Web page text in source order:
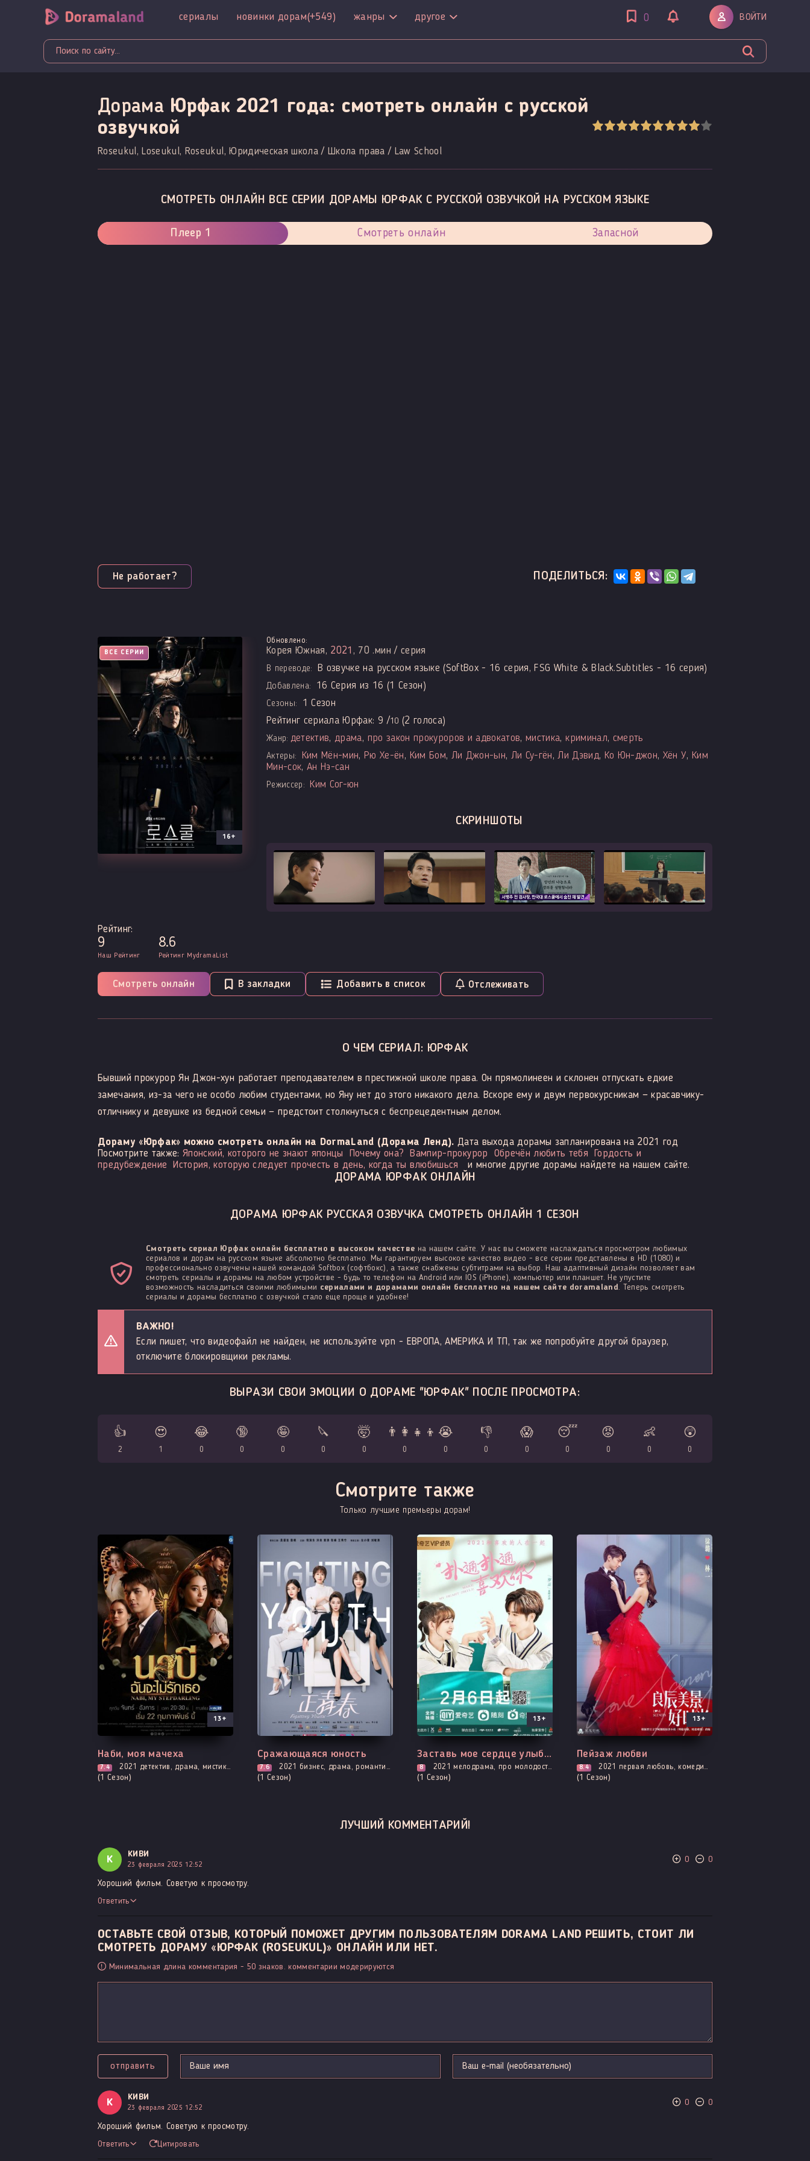
сериалы новинки дорам(+549) жанры другое 0 ВОЙТИ
Дорама Юрфак 2021 года: смотреть онлайн c русской
озвучкой
Roseukul, Loseukul, Roseukul, Юридическая школа / Школа права / Law School
СМОТРЕТЬ ОНЛАЙН ВСЕ СЕРИИ ДОРАМЫ ЮРФАК С РУССКОЙ ОЗВУЧКОЙ НА РУССКОМ ЯЗЫКЕ
Плеер 1 Смотреть онлайн Запасной
Не работает? ПОДЕЛИТЬСЯ:
ВСЕ СЕРИИ
16+
Обновлено:
Корея Южная, 2021 , 70 .мин / серия
В переводе: В озвучке на русском языке (SoftBox - 16 серия, FSG White & Black.Subtitles - 16 серия)
Добавлена: 16 Серия из 16 (1 Сезон)
Сезоны:
1 Сезон
Рейтинг сериала Юрфак: 9 /10 (2 голоса)
Жанр: детектив, драма, про закон прокуроров и адвокатов,мистика,криминал, смерть
Актеры: Ким Мён-мин, Рю Хе-ён, Ким Бом, Ли Джон-ын, Ли Су-гён,Ли Дэвид, Ко Юн-джон, Хён У, Ким
Мин-сок,Ан Нэ-сан
Режиссер: Ким Сог-юн
СКРИНШОТЫ
Рейтинг:
9
Наш Рейтинг
8.6
Рейтинг MydramaList
Смотреть онлайн В закладки Добавить в список Отслеживать
О ЧЕМ СЕРИАЛ: ЮРФАК
Бывший прокурор Ян Джон-хун работает преподавателем в престижной школе права. Он прямолинеен и склонен отпускать едкие
замечания, из-за чего не особо любим студентами, но Яну нет до этого никакого дела. Вскоре ему и двум первокурсникам — красавчику-
отличнику и девушке из бедной семьи — предстоит столкнуться с беспрецедентным делом.
Дораму «Юрфак» можно смотреть онлайн на DormaLand (Дорама Ленд). Дата выхода дорамы запланирована на 2021 год
Посмотрите также:Японский, которого не знают японцы Почему она? Вампир-прокурор Обречён любить тебя
Гордость и
предубеждение
История, которую следует прочесть в день, когда ты влюбишься и многие другие дорамы найдете на нашем сайте.
ДОРАМА ЮРФАК ОНЛАЙН
ДОРАМА ЮРФАК РУССКАЯ ОЗВУЧКА СМОТРЕТЬ ОНЛАЙН 1 СЕЗОН
Смотреть сериал Юрфак онлайн бесплатно в высоком качестве на нашем сайте. У нас вы сможете наслаждаться просмотром любимых
сериалов и дорам на русском языке абсолютно бесплатно. Мы гарантируем высокое качество видео - все серии представлены в HD (1080) и
профессионально озвучены нашей командой Softbox (софтбокс), а также снабжены субтитрами на выбор. Наш адаптивный дизайн позволяет вам
смотреть сериалы и дорамы на любом устройстве - будь то телефон на Android или IOS (iPhone), компьютер или планшет. Не упустите
возможность насладиться своими любимыми сериалами и дорамами онлайн бесплатно на нашем сайте doramaland. Теперь смотреть
сериалы и дорамы бесплатно с озвучкой стало еще проще и удобнее!
ВАЖНО!
Если пишет, что видеофайл не найден, не используйте vpn - ЕВРОПА, АМЕРИКА И ТП, так же попробуйте другой браузер,
отключите блокировщики рекламы.
ВЫРАЗИ СВОИ ЭМОЦИИ О ДОРАМЕ "ЮРФАК" ПОСЛЕ ПРОСМОТРА:
👍
2
😍
1
😂
0
🔞
0
🤪
0
🔪
0
🤯
0
👨‍👩‍👧‍👦
0
😭
0
👎
0
😱
0
😴
0
😡
0
👶
0
😲
0
Смотрите также
Только лучшие премьеры дорам!
Все серии
13+
Наби, моя мачеха
7.4 2021 детектив, драма, мистика, убийство, мелодрама, расследование, романтика, триллер
(1 Сезон)
Выходит - 5 Серия
Сражающаяся юность
7.6 2021 бизнес, драма, романтика
(1 Сезон)
Все серии
13+
Заставь мое сердце улыбаться
8 2021 мелодрама, про молодость и любовь, адаптация новел, романтика, про школу и школьников
(1 Сезон)
Все серии
13+
Пейзаж любви
8.4 2021 первая любовь, комедия, мелодрама, музыкальные, романтика
(1 Сезон)
ЛУЧШИЙ КОММЕНТАРИЙ!
К КИВИ
23 февраля 2025 12:52
0 0
Хороший фильм. Советую к просмотру.
Ответить
ОСТАВЬТЕ СВОЙ ОТЗЫВ, КОТОРЫЙ ПОМОЖЕТ ДРУГИМ ПОЛЬЗОВАТЕЛЯМ DORAMA LAND РЕШИТЬ, СТОИТ ЛИ
СМОТРЕТЬ ДОРАМУ «ЮРФАК (ROSEUKUL)» ОНЛАЙН ИЛИ НЕТ.
Минимальная длина комментария - 50 знаков. комментарии модерируются
отправить
К КИВИ
23 февраля 2025 12:52
0 0
Хороший фильм. Советую к просмотру.
Ответить Цитировать